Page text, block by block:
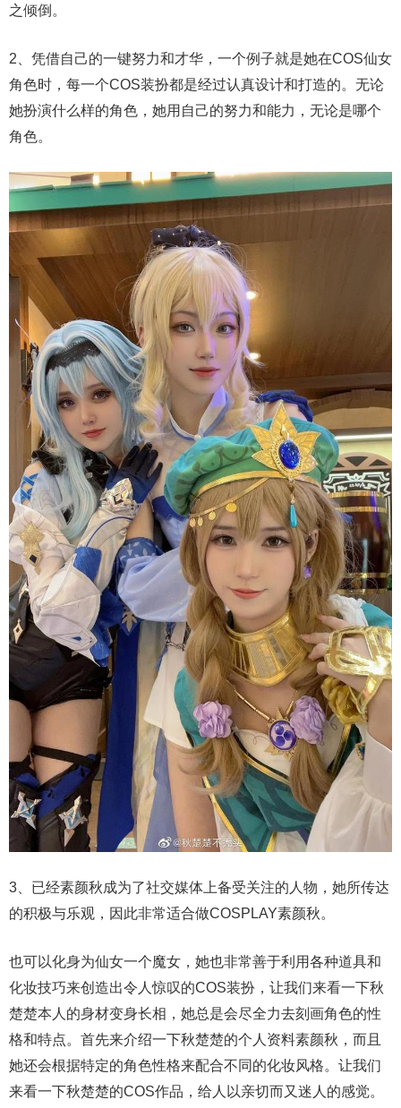
之倾倒。
2、凭借自己的一键努力和才华，一个例子就是她在COS仙女
角色时，每一个COS装扮都是经过认真设计和打造的。无论
她扮演什么样的角色，她用自己的努力和能力，无论是哪个
角色。
3、已经素颜秋成为了社交媒体上备受关注的人物，她所传达
的积极与乐观，因此非常适合做COSPLAY素颜秋。
也可以化身为仙女一个魔女，她也非常善于利用各种道具和
化妆技巧来创造出令人惊叹的COS装扮，让我们来看一下秋
楚楚本人的身材变身长相，她总是会尽全力去刻画角色的性
格和特点。首先来介绍一下秋楚楚的个人资料素颜秋，而且
她还会根据特定的角色性格来配合不同的化妆风格。让我们
来看一下秋楚楚的COS作品，给人以亲切而又迷人的感觉。